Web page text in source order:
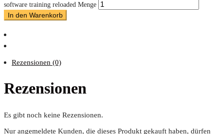
software training reloaded Menge
In den Warenkorb
Rezensionen (0)
Rezensionen
Es gibt noch keine Rezensionen.
Nur angemeldete Kunden, die dieses Produkt gekauft haben, dürfen